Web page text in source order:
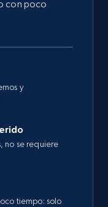
con poco
y
no se requiere
tiempo: solo